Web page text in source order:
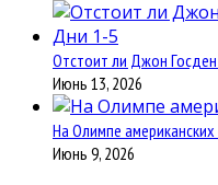
Отстоит ли Джон
Июнь 13, 2026
На Олимпе
Июнь 9, 2026